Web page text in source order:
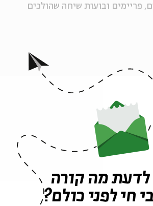
פריימים ובועות שיחה שהולכים
לדעת מה קורה
חי לפני כולם?